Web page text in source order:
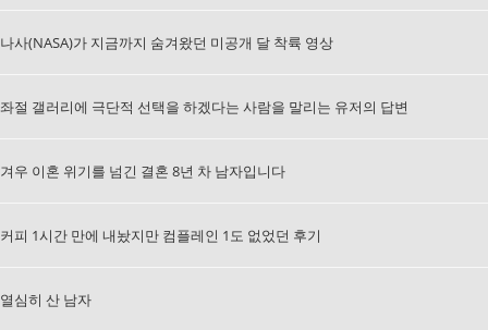
나사(NASA)가 지금까지 숨겨왔던 미공개 달 착륙 영상
좌절 갤러리에 극단적 선택을 하겠다는 사람을 말리는 유저의 답변
겨우 이혼 위기를 넘긴 결혼 8년 차 남자입니다
커피 1시간 만에 내놨지만 컴플레인 1도 없었던 후기
열심히 산 남자